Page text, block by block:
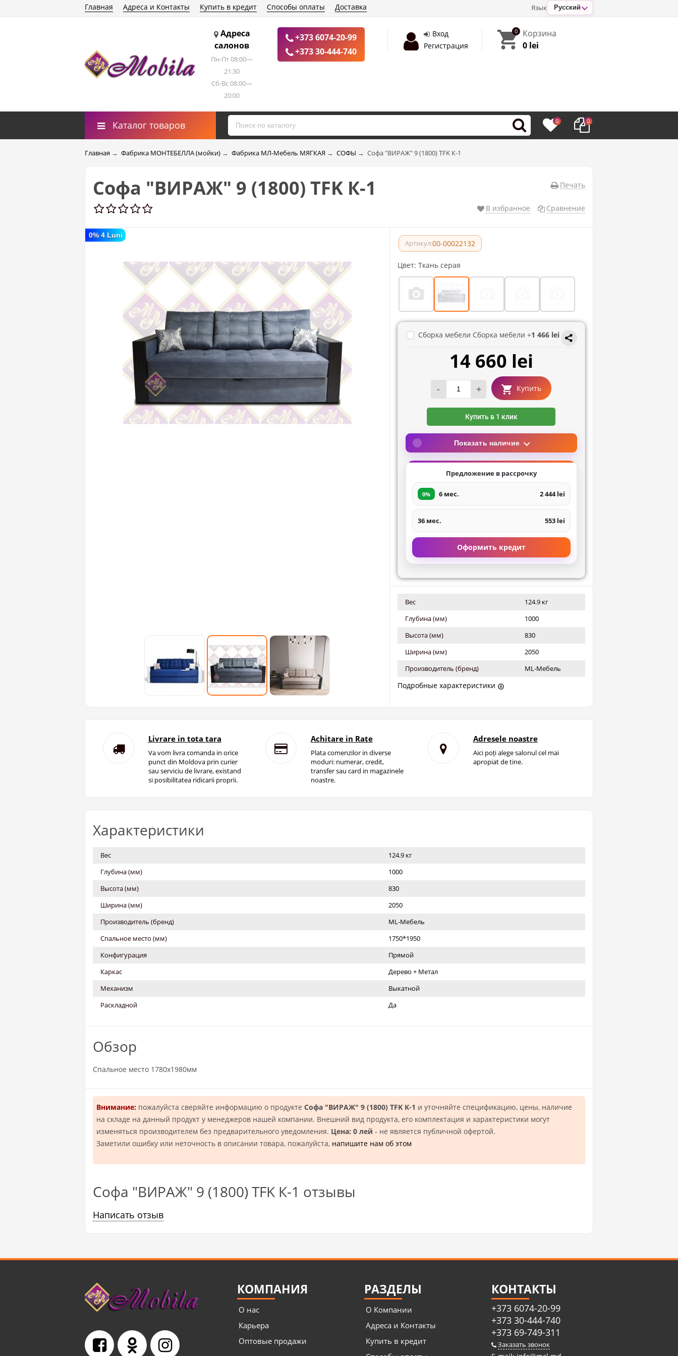
Язык Русский
Главная Адреса и Контакты Купить в кредит Способы оплаты Доставка
Адреса
салонов
Пн-Пт 08:00—
21:30
Сб-Вс 08:00—
20:00
+373 6074-20-99
+373 30-444-740
Вход
Регистрация
0
Корзина
0 lei
Каталог товаров 0 0
Главная → Фабрика МОНТЕБЕЛЛА (мойки) → Фабрика МЛ-Мебель МЯГКАЯ → СОФЫ → Софа "ВИРАЖ" 9 (1800) TFK К-1
Печать
Софа "ВИРАЖ" 9 (1800) TFK К-1
В избранное Сравнение
0% 4 Luni
Артикул:00-00022132
Цвет: Ткань серая
Сборка мебели Сборка мебели +1 466 lei
14 660 lei
- + Купить
Купить в 1 клик
Показать наличие
Предложение в рассрочку
0% 6 мес. 2 444 lei
36 мес. 553 lei
Оформить кредит
Вес
124.9 кг
Глубина (мм)
1000
Высота (мм)
830
Ширина (мм)
2050
Производитель (бренд)
ML-Мебель
Подробные характеристики
Livrare in tota tara
Va vom livra comanda in orice
punct din Moldova prin curier
sau serviciu de livrare, existand
si posibilitatea ridicarii proprii.
Achitare in Rate
Plata comenzilor in diverse
moduri: numerar, credit,
transfer sau card in magazinele
noastre.
Adresele noastre
Aici poți alege salonul cel mai
apropiat de tine.
Характеристики
Вес
124.9 кг
Глубина (мм)
1000
Высота (мм)
830
Ширина (мм)
2050
Производитель (бренд)
ML-Мебель
Спальное место (мм)
1750*1950
Конфигурация
Прямой
Каркас
Дерево + Метал
Механизм
Выкатной
Раскладной
Да
Обзор
Спальное место 1780х1980мм
Внимание: пожалуйста сверяйте информацию о продукте Софа "ВИРАЖ" 9 (1800) TFK К-1 и уточняйте спецификацию, цены, наличие
на складе на данный продукт у менеджеров нашей компании. Внешний вид продукта, его комплектация и характеристики могут
изменяться производителем без предварительного уведомления. Цена: 0 лей - не является публичной офертой.
Заметили ошибку или неточность в описании товара, пожалуйста, напишите нам об этом
Софа "ВИРАЖ" 9 (1800) TFK К-1 отзывы
Написать отзыв
КОМПАНИЯ
О нас
Карьера
Оптовые продажи
РАЗДЕЛЫ
О Компании
Адреса и Контакты
Купить в кредит
КОНТАКТЫ
+373 6074-20-99
+373 30-444-740
+373 69-749-311
Заказать звонок